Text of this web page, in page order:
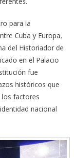
para la
Cuba y Europa,
del Historiador de
en el Palacio
fue
históricos que
los factores
nacional